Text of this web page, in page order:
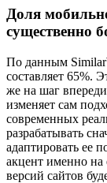
Доля
существенно
По данным
составляет 65%.
же на шаг
изменяет сам
современных
разрабатывать
адаптировать ее
акцент именно
версий сайтов